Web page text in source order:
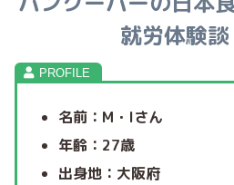
就労体験
名前：M・Iさん
年齢：27歳
出身地：大阪府